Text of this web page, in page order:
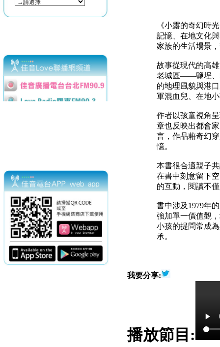
《小露的奇幻時
記憶、在地文化
家族的生活場景
故事從現代的高
老城區——鹽埕、
的地理風貌與港
軍混血兒、在地
作者以孩童視角
章也反映出都會
言，作品藉奇幻
憶。
本書很合適親子
在書中刻意留下
的互動，閱讀不
書中涉及1979年
強加單一價值觀
小孩的提問常成
承。
我要分享:
播放節目: